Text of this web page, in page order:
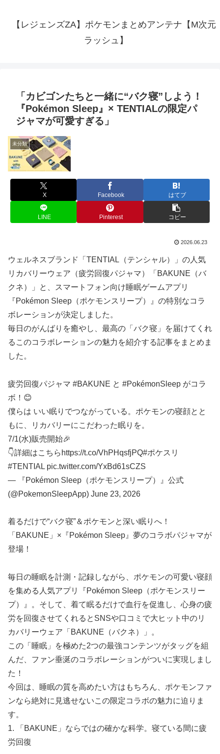
【レジェンズZA】ポケモンまとめアンテナ【M次元
ラッシュ】
「カビゴンたちと一緒に“バク寝”しよう！
『Pokémon Sleep』× TENTIALの限定パ
ジャマが可愛すぎる」
未分類
X Facebook はてブ
LINE Pinterest コピー
2026.06.23
ウェルネスブランド「TENTIAL（テンシャル）」の人気
リカバリーウェア（疲労回復パジャマ）「BAKUNE（バ
クネ）」と、スマートフォン向け睡眠ゲームアプリ
『Pokémon Sleep（ポケモンスリープ）』の特別なコラ
ボレーションが決定しました。
毎日のがんばりを癒やし、最高の「バク寝」を届けてくれ
るこのコラボレーションの魅力を紹介する記事をまとめま
した。
疲労回復パジャマ #BAKUNE と #PokémonSleep がコラ
ボ！😊
僕らは いい眠りでつながっている。ポケモンの寝顔とと
もに、リカバリーにこだわった眠りを。
7/1(水)販売開始🎉
👇詳細はこちらhttps://t.co/VhPHqsfjPQ#ポケスリ
#TENTIAL pic.twitter.com/YxBd61sCZS
— 『Pokémon Sleep（ポケモンスリープ）』公式
(@PokemonSleepApp) June 23, 2026
着るだけで“バク寝”＆ポケモンと深い眠りへ！
「BAKUNE」×『Pokémon Sleep』夢のコラボパジャマが
登場！
毎日の睡眠を計測・記録しながら、ポケモンの可愛い寝顔
を集める人気アプリ『Pokémon Sleep（ポケモンスリー
プ）』。そして、着て眠るだけで血行を促進し、心身の疲
労を回復させてくれるとSNSや口コミで大ヒット中のリ
カバリーウェア「BAKUNE（バクネ）」。
この「睡眠」を極めた2つの最強コンテンツがタッグを組
んだ、ファン垂涎のコラボレーションがついに実現しまし
た！
今回は、睡眠の質を高めたい方はもちろん、ポケモンファ
ンなら絶対に見逃せないこの限定コラボの魅力に迫りま
す。
1. 「BAKUNE」ならではの確かな科学。寝ている間に疲
労回復